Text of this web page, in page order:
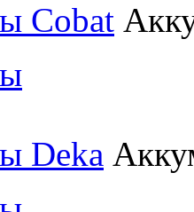
Cobat
Deka